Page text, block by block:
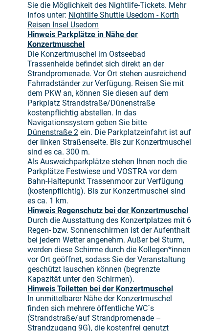
Sie die Möglichkeit des Nightlife-Tickets. Mehr
Infos unter: Nightlife Shuttle Usedom - Korth
Reisen Insel Usedom
Hinweis Parkplätze in Nähe der
Konzertmuschel
Die Konzertmuschel im Ostseebad
Trassenheide befindet sich direkt an der
Strandpromenade. Vor Ort stehen ausreichend
Fahrradständer zur Verfügung. Reisen Sie mit
dem PKW an, können Sie diesen auf dem
Parkplatz Strandstraße/Dünenstraße
kostenpflichtig abstellen. In das
Navigationssystem geben Sie bitte
Dünenstraße 2 ein. Die Parkplatzeinfahrt ist auf
der linken Straßenseite. Bis zur Konzertmuschel
sind es ca. 300 m.
Als Ausweichparkplätze stehen Ihnen noch die
Parkplätze Festwiese und VOSTRA vor dem
Bahn-Haltepunkt Trassenmoor zur Verfügung
(kostenpflichtig). Bis zur Konzertmuschel sind
es ca. 1 km.
Hinweis Regenschutz bei der Konzertmuschel
Durch die Ausstattung des Konzertplatzes mit 6
Regen- bzw. Sonnenschirmen ist der Aufenthalt
bei jedem Wetter angenehm. Außer bei Sturm,
werden diese Schirme durch die Kollegen*innen
vor Ort geöffnet, sodass Sie der Veranstaltung
geschützt lauschen können (begrenzte
Kapazität unter den Schirmen).
Hinweis Toiletten bei der Konzertmuschel
In unmittelbarer Nähe der Konzertmuschel
finden sich mehrere öffentliche WC´s
(Strandstraße/auf Strandpromenade –
Strandzugang 9G), die kostenfrei genutzt